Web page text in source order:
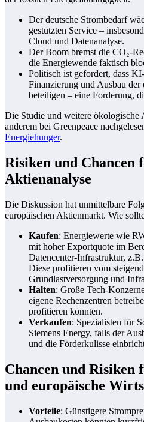
Der deutsche Strombedarf
gestützten Service –
Cloud und Datenanalyse.
Der Boom bremst die CO₂-
die Energiewende faktisch
Politisch ist gefordert, dass
Finanzierung und Ausbau der
beteiligen – eine Forderung,
Die Studie und weitere ökologische
anderem bei Greenpeace
Energiehunger.
Risiken und Chancen
Aktienanalyse
Die Diskussion hat unmittelbare
europäischen Aktienmarkt. Wie
Kaufen: Energiewerte wie
mit hoher Exportquote im
Datencenter-Infrastruktur,
Diese profitieren vom
Grundlastversorgung und
Halten: Große Tech-
eigene Rechenzentren
profitieren könnten.
Verkaufen: Spezialisten für
Siemens Energy, falls der
und die Förderkulisse
Chancen und Risiken
und europäische
Vorteile: Günstigere